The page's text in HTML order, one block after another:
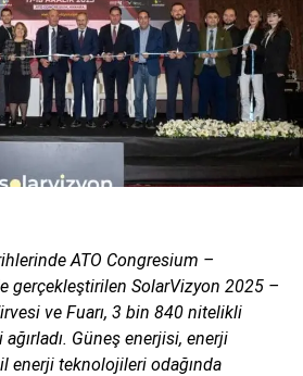
özel, spesifik yayınlar üreten
dergilerinin editörlüğünü
için çalışmaktayız.
ATO Congresium –
gerçekleştirilen SolarVizyon 2025 –
ve Fuarı, 3 bin 840 nitelikli
Güneş enerjisi, enerji
enerji teknolojileri odağında